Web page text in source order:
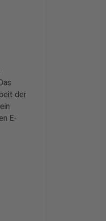
der
E-